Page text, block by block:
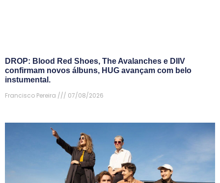
DROP: Blood Red Shoes, The Avalanches e DIIV
confirmam novos álbuns, HUG avançam com belo
instumental.
Francisco Pereira
07/08/2026